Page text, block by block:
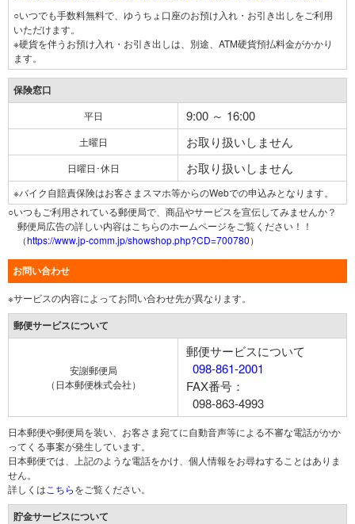
○いつでも手数料無料で、ゆうちょ口座のお預け入れ・お引き出しをご利用
いただけます。
※硬貨を伴うお預け入れ・お引き出しは、別途、ATM硬貨預払料金がかかり
ます。
保険窓口
平日 9:00 ～ 16:00
土曜日 お取り扱いしません
日曜日･休日 お取り扱いしません
※バイク自賠責保険はお客さまスマホ等からのWebでの申込みとなります。
○いつもご利用されている郵便局で、商品やサービスを宣伝してみませんか？
郵便局広告の詳しい内容はこちらのホームページをご覧ください！！
（https://www.jp-comm.jp/showshop.php?CD=700780）
お問い合わせ
※サービスの内容によってお問い合わせ先が異なります。
郵便サービスについて
安謝郵便局
（日本郵便株式会社）
郵便サービスについて
098-861-2001
FAX番号：
098-863-4993
日本郵便や郵便局を装い、お客さま宛てに自動音声等による不審な電話がかか
ってくる事案が発生しています。
日本郵便では、上記のような電話をかけ、個人情報をお尋ねすることはありま
せん。
詳しくは こちらをご覧ください。
貯金サービスについて